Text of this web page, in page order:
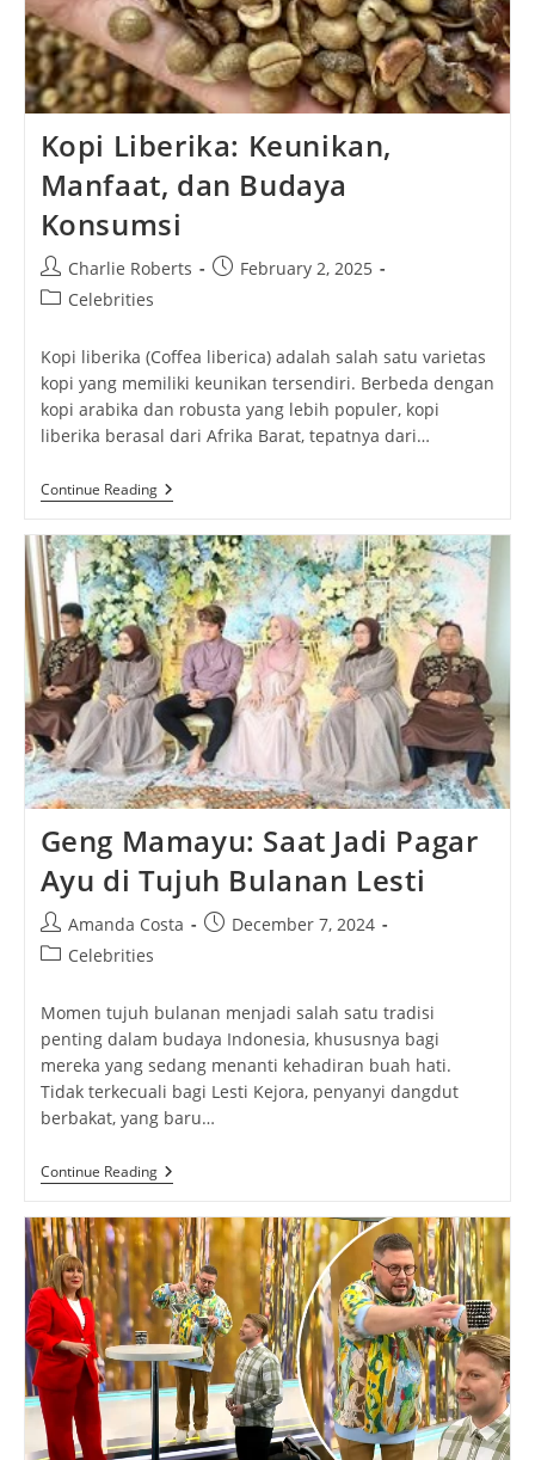
Kopi Liberika: Keunikan,
Manfaat, dan Budaya
Konsumsi
Post
author:
Charlie Roberts
PostFebruary 2, 2025
PostCelebrities
Kopi liberika (Coffea liberica) adalah salah satu varietas
kopi yang memiliki keunikan tersendiri. Berbeda dengan
kopi arabika dan robusta yang lebih populer, kopi
liberika berasal dari Afrika Barat, tepatnya dari…
Continue ReadingKopi
Liberika:
Manfaat,
Dan
Budaya
Konsumsi
Geng Mamayu: Saat Jadi Pagar
Ayu di Tujuh Bulanan Lesti
Post
author:
Amanda Costa
PostDecember 7, 2024
PostCelebrities
Momen tujuh bulanan menjadi salah satu tradisi
penting dalam budaya Indonesia, khususnya bagi
mereka yang sedang menanti kehadiran buah hati.
Tidak terkecuali bagi Lesti Kejora, penyanyi dangdut
berbakat, yang baru…
Continue ReadingGeng
Mamayu:
Jadi
Pagar
Ayu
Di
Tujuh
Bulanan
Lesti